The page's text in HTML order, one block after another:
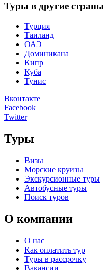
Туры в другие страны
Турция
Таиланд
ОАЭ
Доминикана
Кипр
Куба
Тунис
Вконтакте
Facebook
Twitter
Туры
Визы
Морские круизы
Экскурсионные туры
Автобусные туры
Поиск туров
О компании
О нас
Как оплатить тур
Туры в рассрочку
Вакансии